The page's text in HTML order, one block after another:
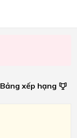
Bảng xếp hạng